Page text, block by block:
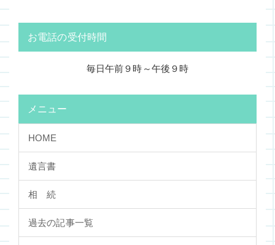
お電話の受付時間
毎日午前９時～午後９時
メニュー
HOME
遺言書
相 続
過去の記事一覧